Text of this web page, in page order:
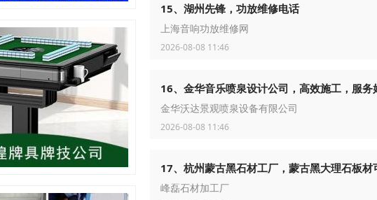
15、湖州先锋，功放维修电话
上海音响功放维修网
2026-08-08 11:46
16、金华音乐喷泉设计公司，高效施工，服务
金华沃达景观喷泉设备有限公司
2026-08-08 11:46
17、杭州蒙古黑石材工厂，蒙古黑大理石板材
峰磊石材加工厂